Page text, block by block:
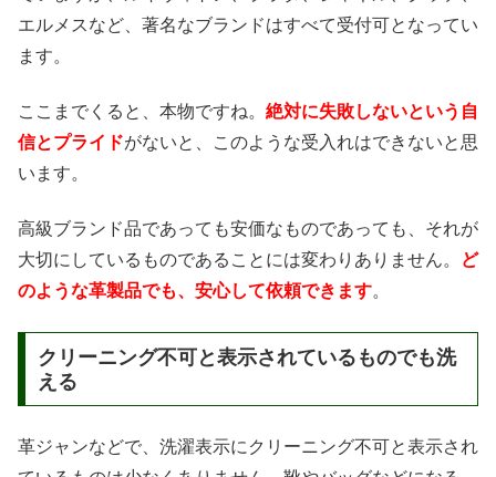
エルメスなど、著名なブランドはすべて受付可となってい
ます。
ここまでくると、本物ですね。 絶対に失敗しないという自
信とプライドがないと、このような受入れはできないと思
います。
高級ブランド品であっても安価なものであっても、それが
大切にしているものであることには変わりありません。
ど
のような革製品でも、安心して依頼できます。
クリーニング不可と表示されているものでも洗
える
革ジャンなどで、洗濯表示にクリーニング不可と表示され